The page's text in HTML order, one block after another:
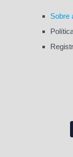
Sobre